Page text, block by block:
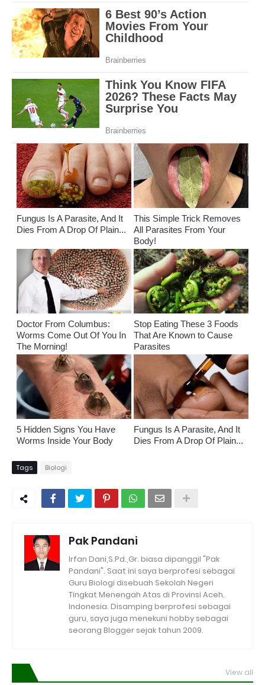
Fungus Is A Parasite, And It
Dies From A Drop Of Plain...
This Simple Trick Removes
All Parasites From Your
Body!
Doctor From Columbus:
Worms Come Out Of You In
The Morning!
Stop Eating These 3 Foods
That Are Known to Cause
Parasites
5 Hidden Signs You Have
Worms Inside Your Body
Fungus Is A Parasite, And It
Dies From A Drop Of Plain...
Tags Biologi
Pak Pandani
Irfan Dani,S.Pd.,Gr. biasa dipanggil "Pak
Pandani". Saat ini saya berprofesi sebagai
Guru Biologi disebuah Sekolah Negeri
Tingkat Menengah Atas di Provinsi Aceh.
Indonesia. Disamping berprofesi sebagai
guru, saya juga menekuni hobby sebagai
seorang Blogger sejak tahun 2009.
View all